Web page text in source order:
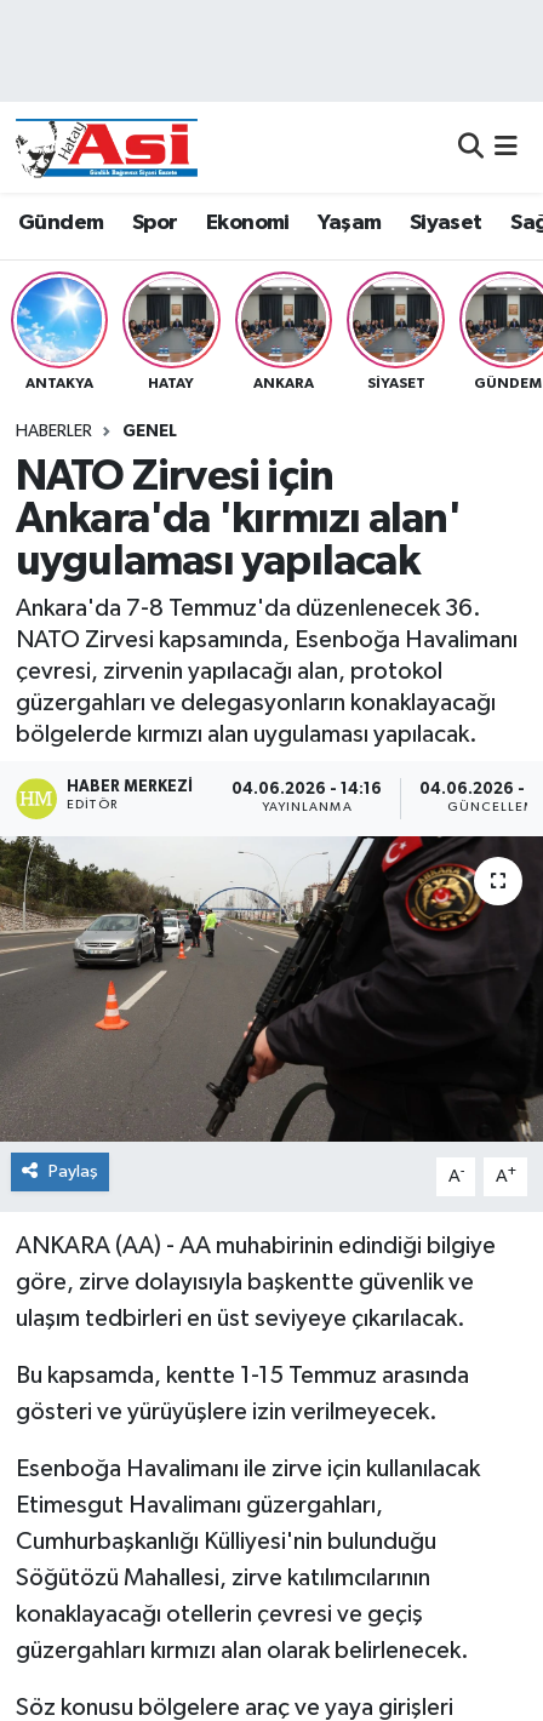
Gündem Spor Ekonomi Yaşam Siyaset
ANTAKYA HATAY ANKARA SIYASET GÜNDEM
HABERLER GENEL
NATO Zirvesi için
Ankara'da 'kırmızı alan'
uygulaması yapılacak
Ankara'da 7-8 Temmuz'da düzenlenecek 36.
NATO Zirvesi kapsamında, Esenboğa Havalimanı
çevresi, zirvenin yapılacağı alan, protokol
güzergahları ve delegasyonların konaklayacağı
bölgelerde kırmızı alan uygulaması yapılacak.
HABER MERKEZI
EDITÖR
04.06.2026 - 14:16
YAYINLANMA
04.06.2026 -
Paylaş A- A+
ANKARA (AA) - AA muhabirinin edindiği bilgiye
göre, zirve dolayısıyla başkentte güvenlik ve
ulaşım tedbirleri en üst seviyeye çıkarılacak.
Bu kapsamda, kentte 1-15 Temmuz arasında
gösteri ve yürüyüşlere izin verilmeyecek.
Esenboğa Havalimanı ile zirve için kullanılacak
Etimesgut Havalimanı güzergahları,
Cumhurbaşkanlığı Külliyesi'nin bulunduğu
Söğütözü Mahallesi, zirve katılımcılarının
konaklayacağı otellerin çevresi ve geçiş
güzergahları kırmızı alan olarak belirlenecek.
Söz konusu bölgelere araç ve yaya girişleri
Dünya
Eğitim
Ekonomi
Gündem
Sağlık
Siyaset
Spor
Teknoloji
Yaşam
Hava Durumu
Namaz Vakitleri
Trafik Durumu
Süper Lig Puan Durumu ve Fikstür
Son Dakika Haberleri
Haber Arşivi